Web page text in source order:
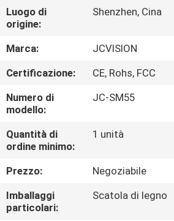
DI
NOI
VISITA
ALLA
FABBRICA
CONTROLLO
DELLA
QUALITÀ
Luogo di
origine:
Shenzhen, Cina
Marca:
JCVISION
Certificazione:
CE, Rohs, FCC
Numero di
modello:
JC-SM55
Quantità di
ordine minimo:
1 unità
Prezzo:
Negoziabile
Imballaggi
particolari:
Scatola di legno